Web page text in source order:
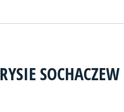
RYSIE SOCHACZEW